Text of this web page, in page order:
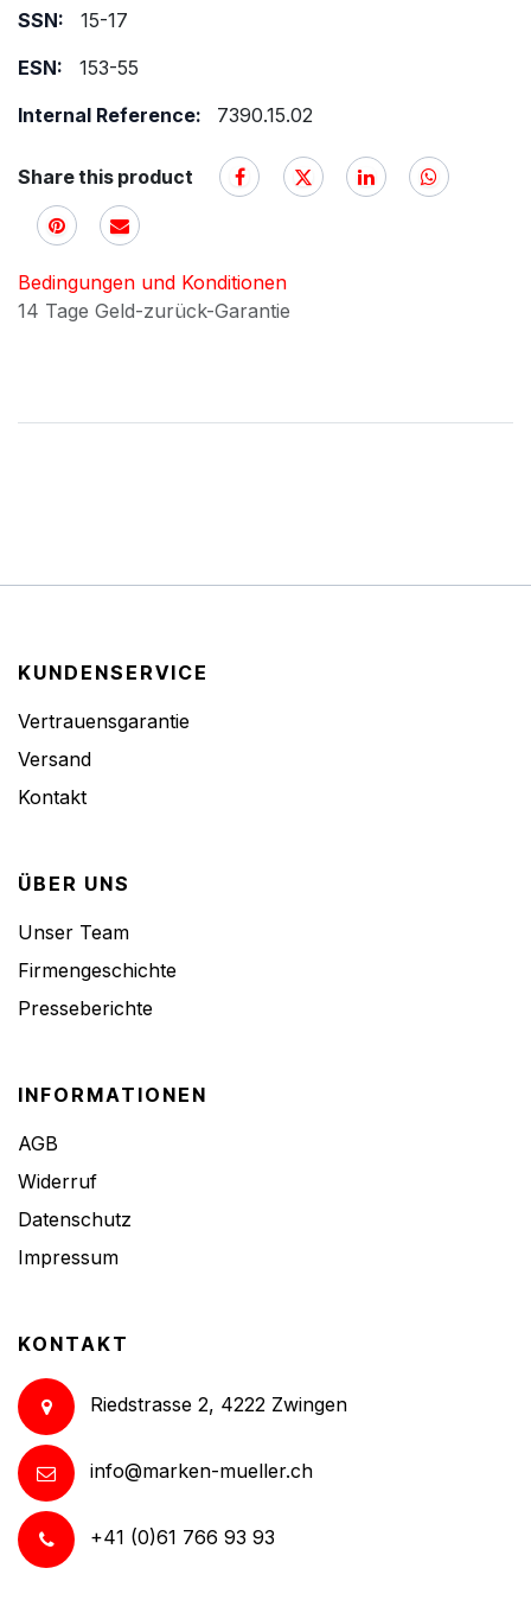
SSN:
15-17
ESN:
153-55
Internal Reference:
7390.15.02
Share this product
Bedingungen und Konditionen
14 Tage Geld-zurück-Garantie
KUNDENSERVICE
Vertrauensgarantie
Versand
Kontakt
ÜBER UNS
Unser Team
Firmengeschichte
Presseberichte
INFORMATIONEN
AGB
Widerruf
Datenschutz
Impressum
KONTAKT
Riedstrasse 2, 4222 Zwingen
info@marken-mueller.ch
+41 (0)61 766 93 93